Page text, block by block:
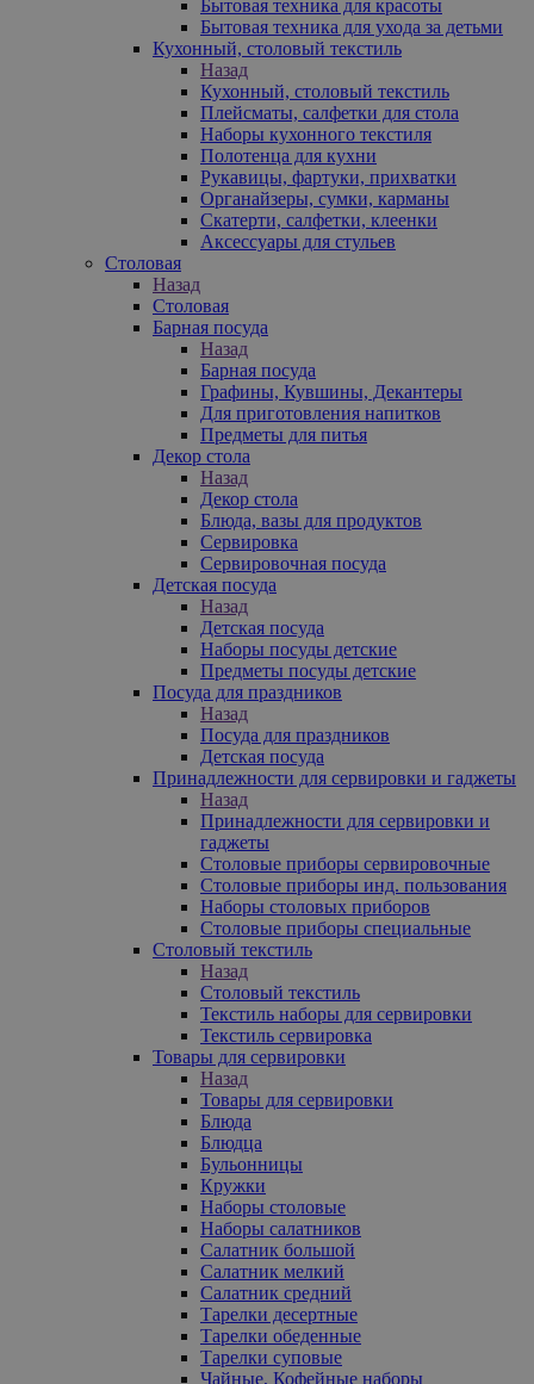
Бытовая техника для красоты
Бытовая техника для ухода за детьми
Кухонный, столовый текстиль
Назад
Кухонный, столовый текстиль
Плейсматы, салфетки для стола
Наборы кухонного текстиля
Полотенца для кухни
Рукавицы, фартуки, прихватки
Органайзеры, сумки, карманы
Скатерти, салфетки, клеенки
Аксессуары для стульев
Столовая
Назад
Столовая
Барная посуда
Назад
Барная посуда
Графины, Кувшины, Декантеры
Для приготовления напитков
Предметы для питья
Декор стола
Назад
Декор стола
Блюда, вазы для продуктов
Сервировка
Сервировочная посуда
Детская посуда
Назад
Детская посуда
Наборы посуды детские
Предметы посуды детские
Посуда для праздников
Назад
Посуда для праздников
Детская посуда
Принадлежности для сервировки и гаджеты
Назад
Принадлежности для сервировки и
гаджеты
Столовые приборы сервировочные
Столовые приборы инд. пользования
Наборы столовых приборов
Столовые приборы специальные
Столовый текстиль
Назад
Столовый текстиль
Текстиль наборы для сервировки
Текстиль сервировка
Товары для сервировки
Назад
Товары для сервировки
Блюда
Блюдца
Бульонницы
Кружки
Наборы столовые
Наборы салатников
Салатник большой
Салатник мелкий
Салатник средний
Тарелки десертные
Тарелки обеденные
Тарелки суповые
Чайные, Кофейные наборы